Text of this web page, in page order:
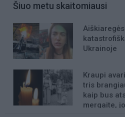
Šiuo metu skaitomiausi
Ukrainoje
Kraupi
tris
kaip bus
mergaite,